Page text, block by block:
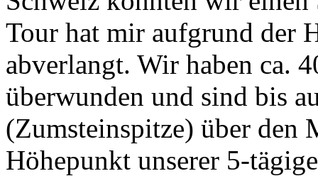
Tour hat mir aufgrund der
abverlangt. Wir haben ca.
überwunden und sind bis
(Zumsteinspitze) über den
Höhepunkt unserer 5-